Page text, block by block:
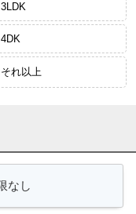
3LDK
4DK
それ以上